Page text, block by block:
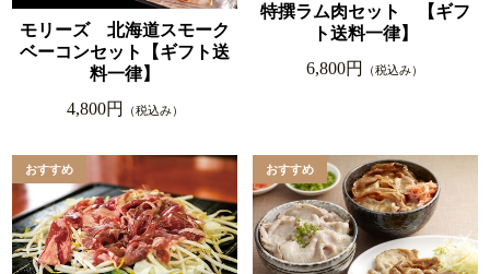
モリーズ 北海道スモーク
ベーコンセット【ギフト送
料一律】
4,800円
（税込み）
特撰ラム肉セット 【ギフ
ト送料一律】
6,800円
（税込み）